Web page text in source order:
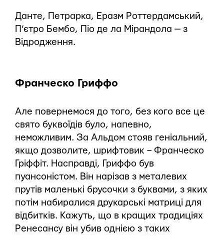
Данте, Петрарка, Еразм Роттердамський,
П’єтро Бембо, Піо де ла Мірандола — з
Відродження.
Франческо Гриффо
Але повернемося до того, без кого все це
свято буквоїдів було, напевно,
неможливим. За Альдом стояв геніальний,
якщо дозволите, шрифтовик – Франческо
Гріффіт. Насправді, Гриффо був
пуансоністом. Він нарізав з металевих
прутів маленькі брусочки з буквами, з яких
потім набиралися друкарські матриці для
відбитків. Кажуть, що в кращих традиціях
Ренесансу він убив однією з таких